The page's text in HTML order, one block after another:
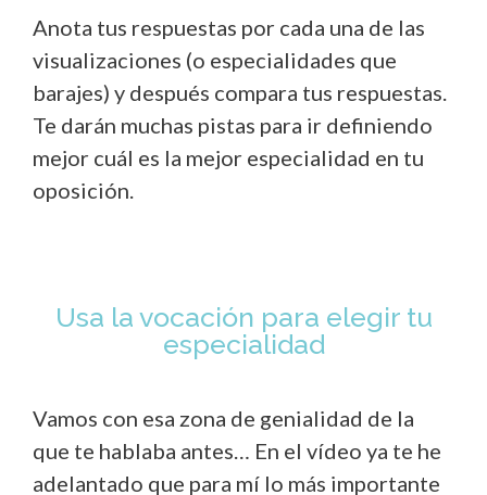
Anota tus respuestas por cada una de las
visualizaciones (o especialidades que
barajes) y después compara tus respuestas.
Te darán muchas pistas para ir definiendo
mejor cuál es la mejor especialidad en tu
oposición.
Usa la vocación para elegir tu
especialidad
Vamos con esa zona de genialidad de la
que te hablaba antes… En el vídeo ya te he
adelantado que para mí lo más importante